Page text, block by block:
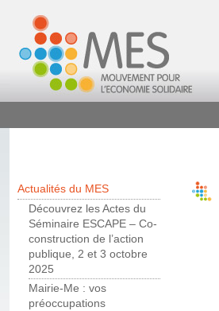
Actualités du MES
Découvrez les Actes du
Séminaire ESCAPE – Co-
construction de l’action
publique, 2 et 3 octobre
2025
Mairie-Me : vos
préoccupations